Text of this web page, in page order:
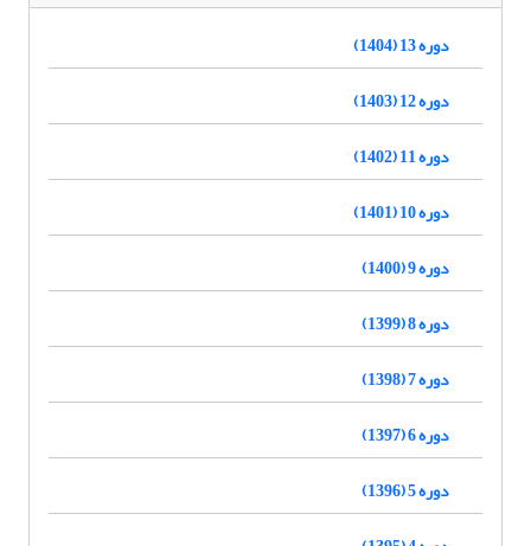
دوره 13 (1404)
دوره 12 (1403)
دوره 11 (1402)
دوره 10 (1401)
دوره 9 (1400)
دوره 8 (1399)
دوره 7 (1398)
دوره 6 (1397)
دوره 5 (1396)